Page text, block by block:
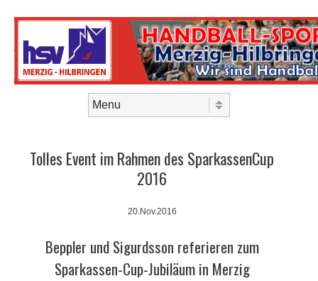
Tolles Event im Rahmen des SparkassenCup
2016
20.Nov.2016
Beppler und Sigurdsson referieren zum
Sparkassen-Cup-Jubiläum in Merzig